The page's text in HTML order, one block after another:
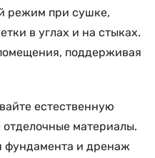
режим при сушке,
в углах и на стыках.
поддерживая
естественную
материалы.
фундамента и дренаж